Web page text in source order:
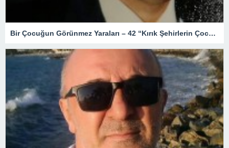
Bir Çocuğun Görünmez Yaraları – 42 “Kırık Şehirlerin Çocukları”